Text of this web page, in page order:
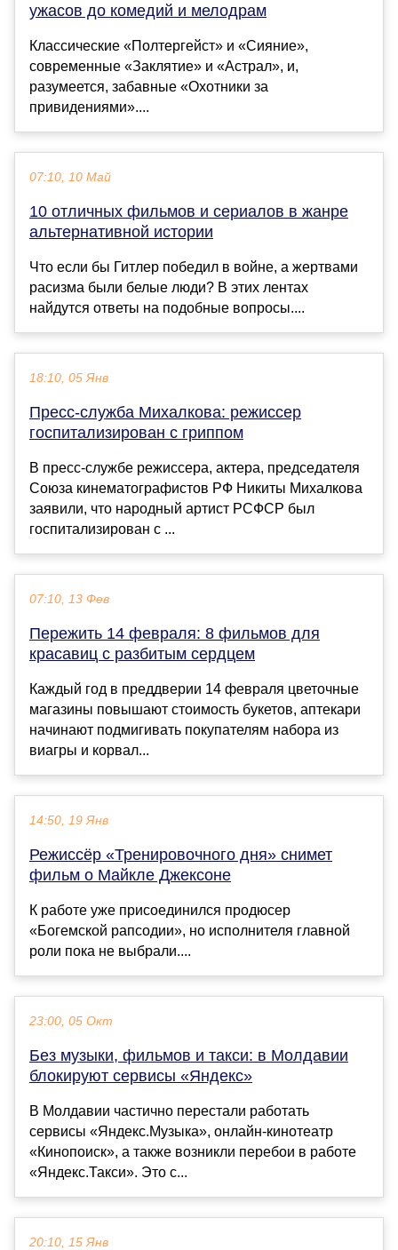
ужасов до комедий и мелодрам
Классические «Полтергейст» и «Сияние»,
современные «Заклятие» и «Астрал», и,
разумеется, забавные «Охотники за
привидениями»....
07:10, 10 Май
10 отличных фильмов и сериалов в жанре
альтернативной истории
Что если бы Гитлер победил в войне, а жертвами
расизма были белые люди? В этих лентах
найдутся ответы на подобные вопросы....
18:10, 05 Янв
Пресс-служба Михалкова: режиссер
госпитализирован с гриппом
В пресс-службе режиссера, актера, председателя
Союза кинематографистов РФ Никиты Михалкова
заявили, что народный артист РСФСР был
госпитализирован с ...
07:10, 13 Фев
Пережить 14 февраля: 8 фильмов для
красавиц с разбитым сердцем
Каждый год в преддверии 14 февраля цветочные
магазины повышают стоимость букетов, аптекари
начинают подмигивать покупателям набора из
виагры и корвал...
14:50, 19 Янв
Режиссёр «Тренировочного дня» снимет
фильм о Майкле Джексоне
К работе уже присоединился продюсер
«Богемской рапсодии», но исполнителя главной
роли пока не выбрали....
23:00, 05 Окт
Без музыки, фильмов и такси: в Молдавии
блокируют сервисы «Яндекс»
В Молдавии частично перестали работать
сервисы «Яндекс.Музыка», онлайн-кинотеатр
«Кинопоиск», а также возникли перебои в работе
«Яндекс.Такси». Это с...
20:10, 15 Янв